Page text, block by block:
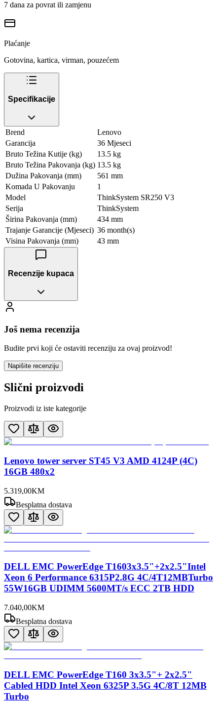
7 dana za povrat ili zamjenu
Plaćanje
Gotovina, kartica, virman, pouzećem
Specifikacije
Brend
Lenovo
Garancija
36 Mjeseci
Bruto Težina Kutije (kg)
13.5 kg
Bruto Težina Pakovanja (kg) 13.5 kg
Dužina Pakovanja (mm)
561 mm
Komada U Pakovanju
1
Model
ThinkSystem SR250 V3
Serija
ThinkSystem
Širina Pakovanja (mm)
434 mm
Trajanje Garancije (Mjeseci) 36 month(s)
Visina Pakovanja (mm)
43 mm
Recenzije kupaca
Još nema recenzija
Budite prvi koji će ostaviti recenziju za ovaj proizvod!
Napišite recenziju
Slični proizvodi
Proizvodi iz iste kategorije
Lenovo tower server ST45 V3 AMD 4124P (4C)
16GB 480x2
5.319,00KM
Besplatna dostava
DELL EMC PowerEdge T1603x3.5"+2x2.5"Intel
Xeon 6 Performance 6315P2.8G 4C/4T12MBTurbo
55W16GB UDIMM 5600MT/s ECC 2TB HDD
7.040,00KM
Besplatna dostava
DELL EMC PowerEdge T160 3x3.5"+ 2x2.5"
Cabled HDD Intel Xeon 6325P 3.5G 4C/8T 12MB
Turbo